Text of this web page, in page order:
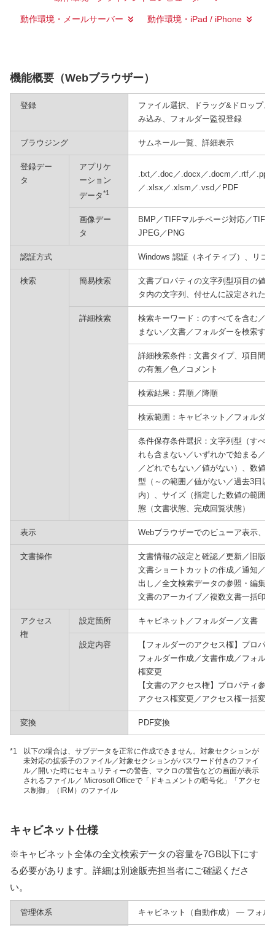
動作環境・メールサーバー 動作環境・iPad / iPhone
機能概要（Webブラウザー）
登録
ファイル選択、ドラッグ&ドロップ
み込み、フォルダー監視登録
ブラウジング サムネール一覧、詳細表示
登録デー
タ
アプリケ
ーション
データ*1
.txt／.doc／.docx／.docm／.rtf／.ppt
／.xlsx／.xlsm／.vsd／PDF
画像デー
タ
BMP／TIFFマルチページ対応／TIFF
JPEG／PNG
認証方式 Windows 認証（ネイティブ）、リコ
検索 簡易検索
文書プロパティの文字列型項目の値
タ内の文字列、付せんに設定された
詳細検索
検索キーワード：のすべてを含む／
まない／文書／フォルダーを検索す
詳細検索条件：文書タイプ、項目間
の有無／色／コメント
検索結果：昇順／降順
検索範囲：キャビネット／フォルダ
条件保存条件選択：文字列型（すべ
れも含まない／いずれかで始まる／
／どれでもない／値がない）、数値
型（～の範囲／値がない／過去3日以
内）、サイズ（指定した数値の範囲
態（文書状態、完成回覧状態）
表示 Webブラウザーでのビューア表示、
文書操作
文書情報の設定と確認／更新／旧版
文書ショートカットの作成／通知／
出し／全文検索データの参照・編集
文書のアーカイブ／複数文書一括印
アクセス
権
設定箇所 キャビネット／フォルダー／文書
設定内容
【フォルダーのアクセス権】プロパ
フォルダー作成／文書作成／フォル
権変更
【文書のアクセス権】プロパティ参
アクセス権変更／アクセス権一括変
変換 PDF変換
*1
以下の場合は、サブデータを正常に作成できません。対象セクションが
未対応の拡張子のファイル／対象セクションがパスワード付きのファイ
ル／開いた時にセキュリティーの警告、マクロの警告などの画面が表示
されるファイル／ Microsoft Officeで「ドキュメントの暗号化」「アクセ
ス制御」（IRM）のファイル
キャビネット仕様
※キャビネット全体の全文検索データの容量を7GB以下にす
る必要があります。詳細は別途販売担当者にご確認くださ
い。
管理体系 キャビネット（自動作成） — フォ